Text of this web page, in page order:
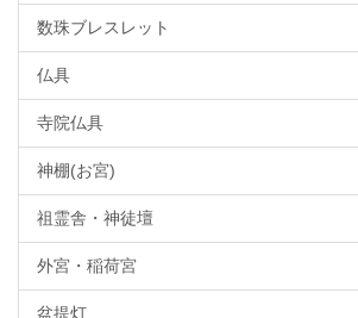
数珠ブレスレット
仏具
寺院仏具
神棚(お宮)
祖霊舎・神徒壇
外宮・稲荷宮
盆提灯